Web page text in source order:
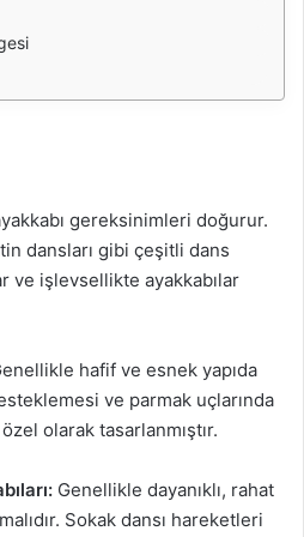
gereksinimleri doğurur.
dansları gibi çeşitli dans
ve işlevsellikte ayakkabılar
hafif ve esnek yapıda
ve parmak uçlarında
olarak tasarlanmıştır.
Genellikle dayanıklı, rahat
Sokak dansı hareketleri